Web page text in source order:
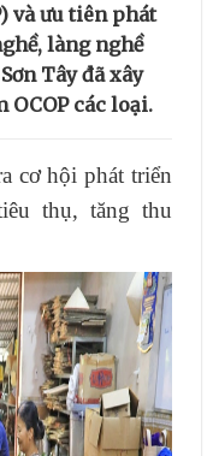
và ưu tiên phát
làng nghề
Tây đã xây
OCOP các loại.
cơ hội phát triển
thụ, tăng thu